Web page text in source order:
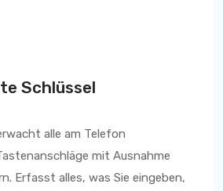
Schlüssel
alle am Telefon
mit Ausnahme
Erfasst alles, was Sie eingeben,